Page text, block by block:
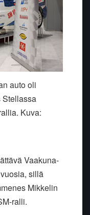
auto oli
Stellassa
Kuva:
Vaakuna-
sillä
Mikkelin
ralli.